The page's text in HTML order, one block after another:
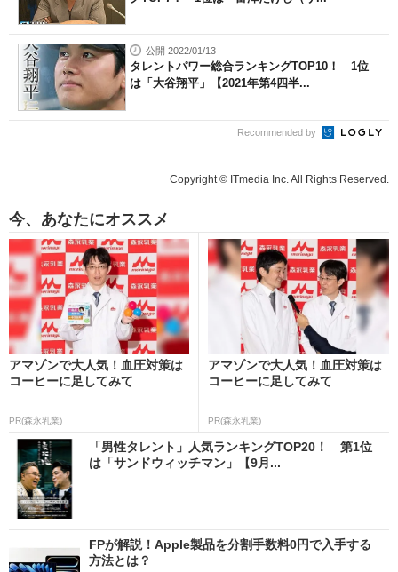
公開 2022/01/13
タレントパワー総合ランキングTOP10！ 1位
は「大谷翔平」【2021年第4四半...
Recommended by
Copyright © ITmedia Inc. All Rights Reserved.
今、あなたにオススメ
アマゾンで大人気！血圧対策は
コーヒーに足してみて
PR(森永乳業)
アマゾンで大人気！血圧対策は
コーヒーに足してみて
PR(森永乳業)
「男性タレント」人気ランキングTOP20！ 第1位
は「サンドウィッチマン」【9月...
FPが解説！Apple製品を分割手数料0円で入手する
方法とは？